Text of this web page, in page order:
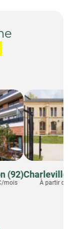
Mézières
partir de 750€ TTC/mois